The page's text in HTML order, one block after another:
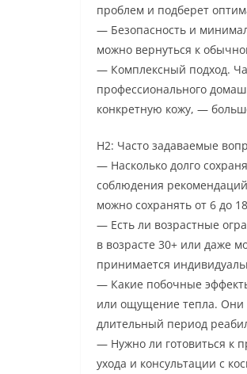
проблем и подберет
— Безопасность и
можно вернуться к
— Комплексный подход.
профессионального
конкретную кожу, —
H2: Часто задаваемые
— Насколько долго
соблюдения
можно сохранять от 6 до
— Есть ли возрастные
в возрасте 30+ или даже
принимается
— Какие побочные
или ощущение тепла. Они
длительный период
— Нужно ли готовиться к
ухода и консультации с